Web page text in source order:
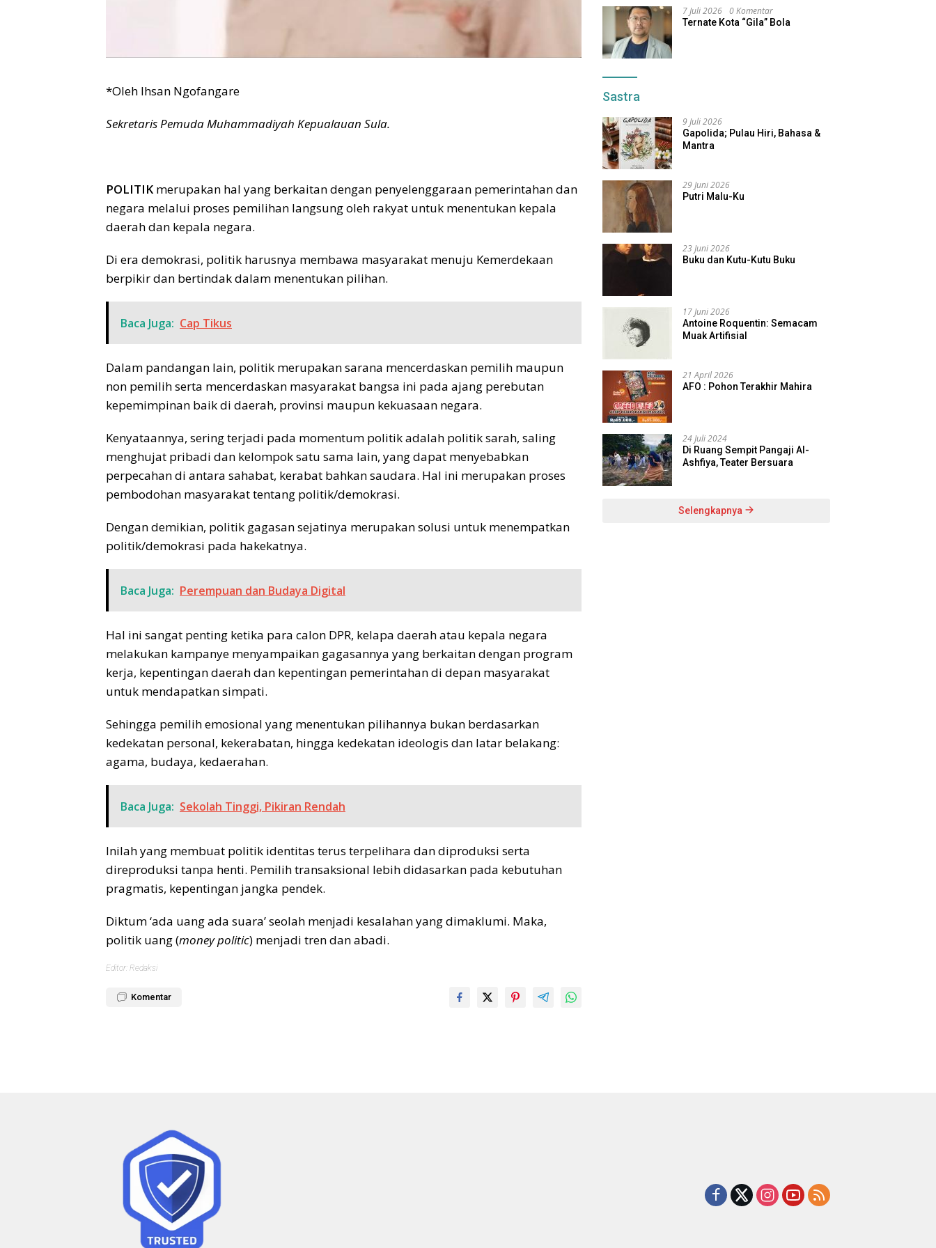
*Oleh Ihsan Ngofangare
Sekretaris Pemuda Muhammadiyah Kepualauan Sula.
POLITIK merupakan hal yang berkaitan dengan penyelenggaraan pemerintahan dan
negara melalui proses pemilihan langsung oleh rakyat untuk menentukan kepala
daerah dan kepala negara.
Di era demokrasi, politik harusnya membawa masyarakat menuju Kemerdekaan
berpikir dan bertindak dalam menentukan pilihan.
Baca Juga: Cap Tikus
Dalam pandangan lain, politik merupakan sarana mencerdaskan pemilih maupun
non pemilih serta mencerdaskan masyarakat bangsa ini pada ajang perebutan
kepemimpinan baik di daerah, provinsi maupun kekuasaan negara.
Kenyataannya, sering terjadi pada momentum politik adalah politik sarah, saling
menghujat pribadi dan kelompok satu sama lain, yang dapat menyebabkan
perpecahan di antara sahabat, kerabat bahkan saudara. Hal ini merupakan proses
pembodohan masyarakat tentang politik/demokrasi.
Dengan demikian, politik gagasan sejatinya merupakan solusi untuk menempatkan
politik/demokrasi pada hakekatnya.
Baca Juga: Perempuan dan Budaya Digital
Hal ini sangat penting ketika para calon DPR, kelapa daerah atau kepala negara
melakukan kampanye menyampaikan gagasannya yang berkaitan dengan program
kerja, kepentingan daerah dan kepentingan pemerintahan di depan masyarakat
untuk mendapatkan simpati.
Sehingga pemilih emosional yang menentukan pilihannya bukan berdasarkan
kedekatan personal, kekerabatan, hingga kedekatan ideologis dan latar belakang:
agama, budaya, kedaerahan.
Baca Juga: Sekolah Tinggi, Pikiran Rendah
Inilah yang membuat politik identitas terus terpelihara dan diproduksi serta
direproduksi tanpa henti. Pemilih transaksional lebih didasarkan pada kebutuhan
pragmatis, kepentingan jangka pendek.
Diktum ‘ada uang ada suara’ seolah menjadi kesalahan yang dimaklumi. Maka,
politik uang (money politic) menjadi tren dan abadi.
Editor: Redaksi
Komentar
7 Juli 2026 0 Komentar
Ternate Kota “Gila” Bola
Sastra
9 Juli 2026
Gapolida; Pulau Hiri, Bahasa &
Mantra
29 Juni 2026
Putri Malu-Ku
23 Juni 2026
Buku dan Kutu-Kutu Buku
17 Juni 2026
Antoine Roquentin: Semacam
Muak Artifisial
21 April 2026
AFO : Pohon Terakhir Mahira
24 Juli 2024
Di Ruang Sempit Pangaji Al-
Ashfiya, Teater Bersuara
Selengkapnya